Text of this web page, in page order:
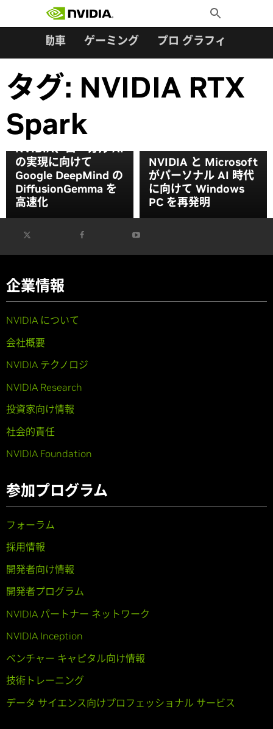
Toggle
Search
自動車 ゲーミング プロ グラフィックス
タグ: NVIDIA RTX
Spark
NVIDIA、ローカル AI
の実現に向けて
Google DeepMind の
DiffusionGemma を
高速化
NVIDIA と Microsoft
がパーソナル AI 時代
に向けて Windows
PC を再発明
企業情報
NVIDIA について
会社概要
NVIDIA テクノロジ
NVIDIA Research
投資家向け情報
社会的責任
NVIDIA Foundation
参加プログラム
フォーラム
採用情報
開発者向け情報
開発者プログラム
NVIDIA パートナー ネットワーク
NVIDIA Inception
ベンチャー キャピタル向け情報
技術トレーニング
データ サイエンス向けプロフェッショナル サービス